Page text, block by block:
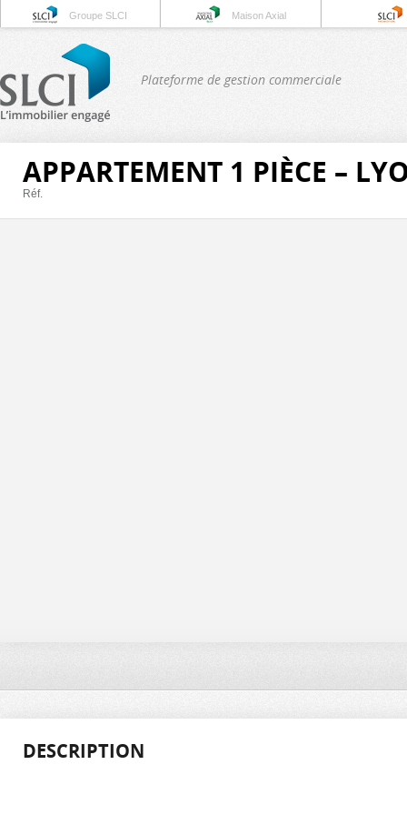
Groupe SLCI Maison Axial
Plateforme de gestion commerciale
APPARTEMENT 1 PIÈCE –
Réf.
DESCRIPTION